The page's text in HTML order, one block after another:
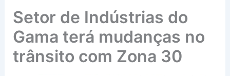
Setor de Indústrias do
Gama terá mudanças no
trânsito com Zona 30